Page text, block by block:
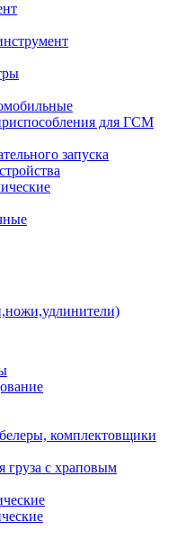
для ГСМ
запуска
комплектовщики
груза с храповым